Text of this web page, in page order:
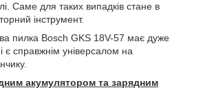
Саме для таких випадків стане в
інструмент.
пилка Bosch GKS 18V-57 має дуже
є справжнім універсалом на
акумулятором та зарядним